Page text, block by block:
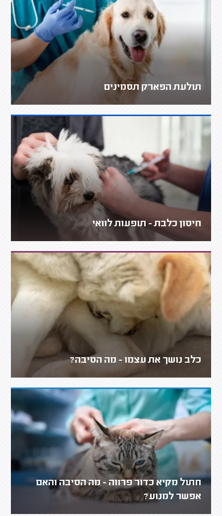
תולעת הפארק תסמינים
חיסון כלבת - תופעות לוואי
כלב נושך את עצמו - מה הסיבה?
חתול מקיא כדור פרווה - מה הסיבה והאם
אפשר למנוע?